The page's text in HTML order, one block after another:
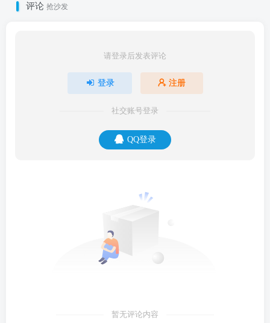
评论 抢沙发
请登录后发表评论
登录 注册
社交账号登录
QQ登录
暂无评论内容